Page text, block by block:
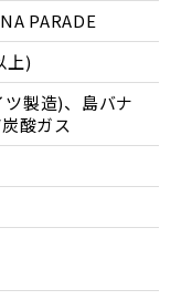
PARADE
上)
製造)、島バナ
酸ガス